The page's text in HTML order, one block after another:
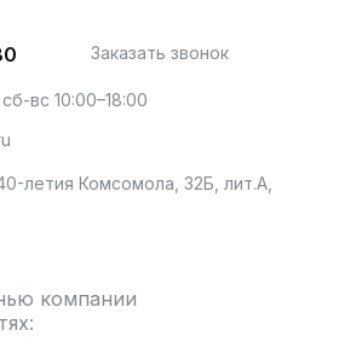
Заказать звонок
вс 10:00–18:00
летия Комсомола, 32Б, лит.А,
компании